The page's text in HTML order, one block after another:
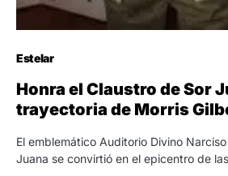
Estelar
Honra el Claustro de Sor
trayectoria de Morris
El emblemático Auditorio Divino
Juana se convirtió en el epicentro de